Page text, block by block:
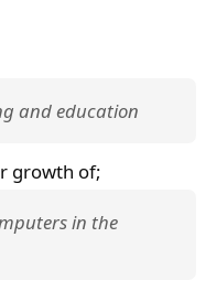
and education
growth of;
in the